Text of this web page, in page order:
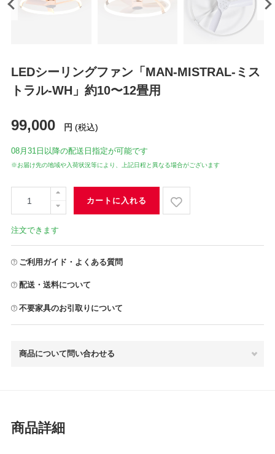
LEDシーリングファン「MAN-MISTRAL-ミス
トラル-WH」約10〜12畳用
99,000 円 (税込)
08月31日 以降の配送日指定が可能です
※お届け先の地域や入荷状況等により、上記日程と異なる場合がございます
カートに入れる
注文できます
ご利用ガイド・よくある質問
配送・送料について
不要家具のお引取りについて
商品について問い合わせる
商品詳細